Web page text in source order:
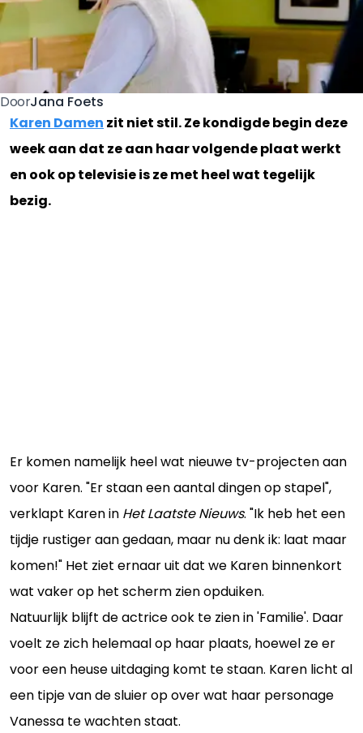
DoorJana Foets
Karen Damen zit niet stil. Ze kondigde begin deze
week aan dat ze aan haar volgende plaat werkt
en ook op televisie is ze met heel wat tegelijk
bezig.
Er komen namelijk heel wat nieuwe tv-projecten aan
voor Karen. "Er staan een aantal dingen op stapel",
verklapt Karen in Het Laatste Nieuws. "Ik heb het een
tijdje rustiger aan gedaan, maar nu denk ik: laat maar
komen!" Het ziet ernaar uit dat we Karen binnenkort
wat vaker op het scherm zien opduiken.
Natuurlijk blijft de actrice ook te zien in 'Familie'. Daar
voelt ze zich helemaal op haar plaats, hoewel ze er
voor een heuse uitdaging komt te staan. Karen licht al
een tipje van de sluier op over wat haar personage
Vanessa te wachten staat.